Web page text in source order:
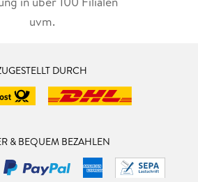
uvm.
DURCH
& BEQUEM BEZAHLEN